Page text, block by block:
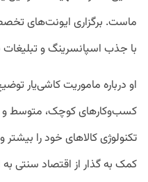
ماست. برگزاری ایونت‌های
با جذب اسپانسرینگ و تبلیغات
او درباره ماموریت کاشی‌یار
کسب‌وکارهای کوچک، متوسط و
تکنولوژی کالاهای خود را
کمک به گذار از اقتصاد سنتی